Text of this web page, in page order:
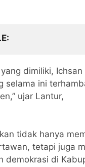
dimiliki,
selama ini
ujar Lantur,
tidak hanya
tetapi juga
demokrasi di